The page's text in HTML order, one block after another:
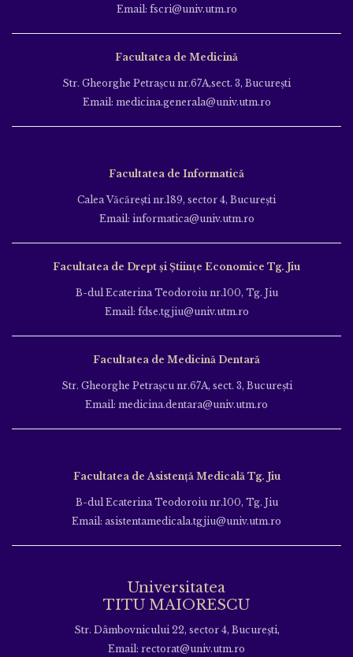
Email: fscri@univ.utm.ro
Facultatea de Medicină
Str. Gheorghe Petraşcu nr.67A,sect. 3, Bucureşti
Email: medicina.generala@univ.utm.ro
Facultatea de Informatică
Calea Văcăreşti nr.189, sector 4, Bucureşti
Email: informatica@univ.utm.ro
Facultatea de Drept și Științe Economice Tg. Jiu
B-dul Ecaterina Teodoroiu nr.100, Tg. Jiu
Email: fdse.tgjiu@univ.utm.ro
Facultatea de Medicină Dentară
Str. Gheorghe Petraşcu nr.67A, sect. 3, Bucureşti
Email: medicina.dentara@univ.utm.ro
Facultatea de Asistență Medicală Tg. Jiu
B-dul Ecaterina Teodoroiu nr.100, Tg. Jiu
Email: asistentamedicala.tgjiu@univ.utm.ro
Universitatea
TITU MAIORESCU
Str. Dâmbovnicului 22, sector 4, București,
Email: rectorat@univ.utm.ro